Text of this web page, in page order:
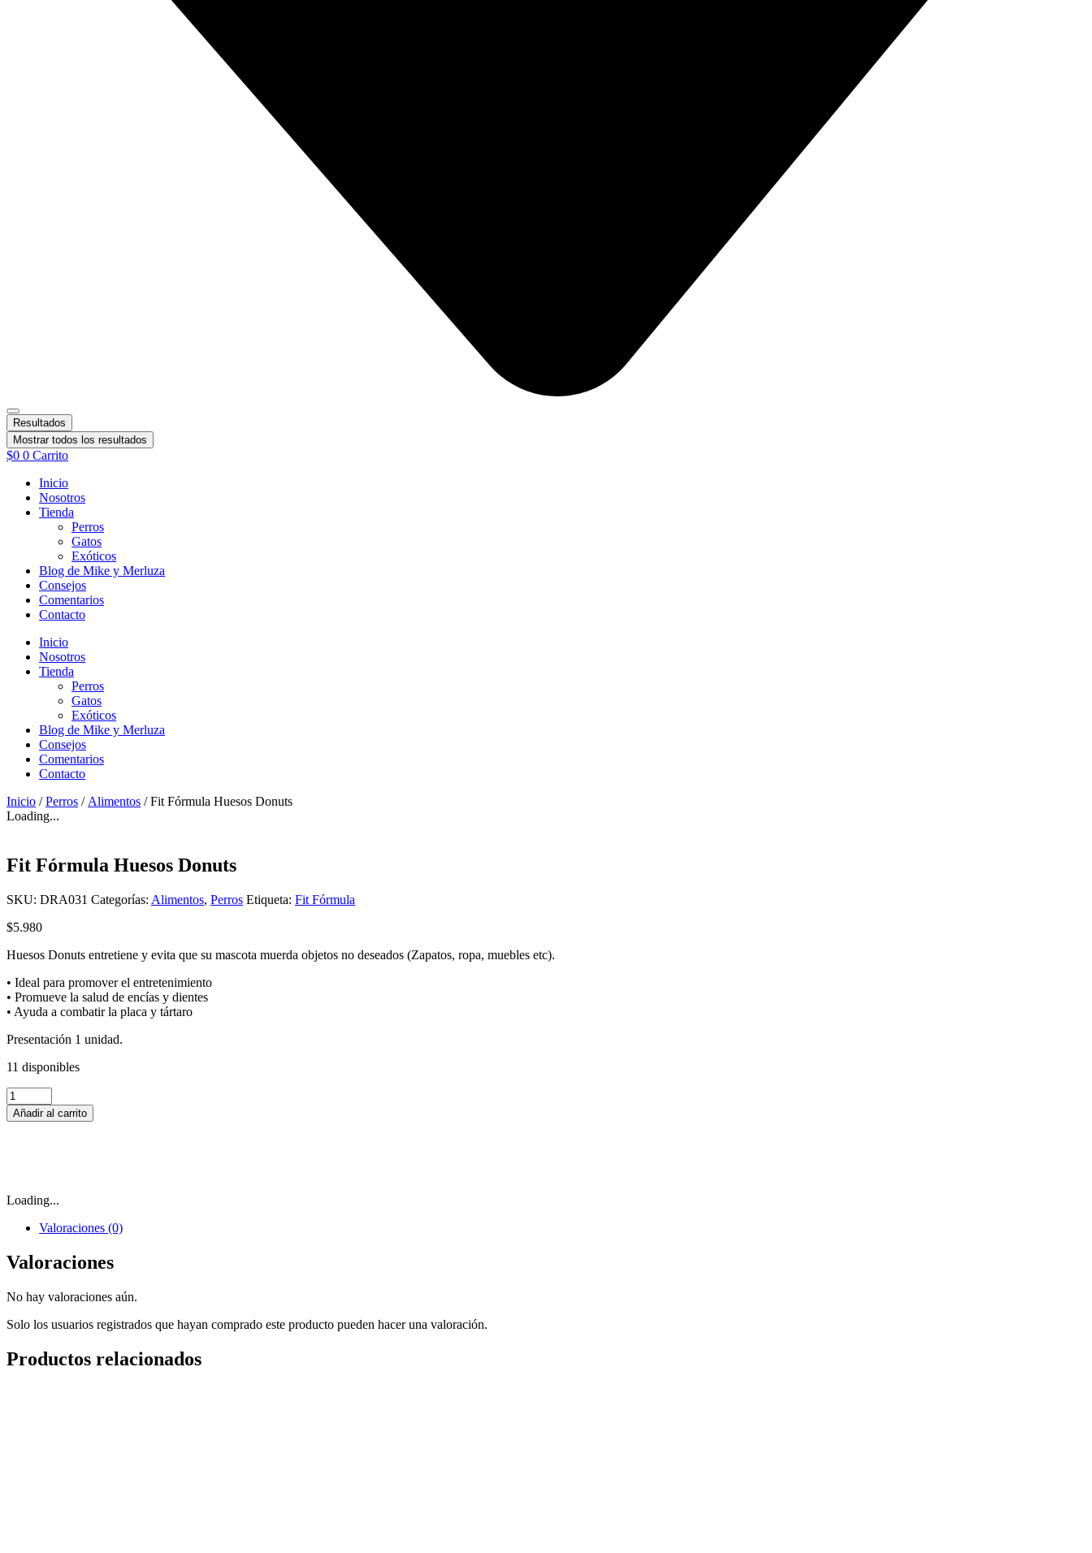
Resultados
Mostrar todos los resultados
$0 0 Carrito
Inicio
Nosotros
Tienda
Perros
Gatos
Exóticos
Blog de Mike y Merluza
Consejos
Comentarios
Contacto
Inicio
Nosotros
Tienda
Perros
Gatos
Exóticos
Blog de Mike y Merluza
Consejos
Comentarios
Contacto
Inicio /Perros /Alimentos / Fit Fórmula Huesos Donuts
Loading...
Fit Fórmula Huesos Donuts
SKU: DRA031 Categorías: Alimentos, Perros Etiqueta: Fit Fórmula
$5.980
Huesos Donuts entretiene y evita que su mascota muerda objetos no deseados (Zapatos, ropa, muebles etc).
• Ideal para promover el entretenimiento
• Promueve la salud de encías y dientes
• Ayuda a combatir la placa y tártaro
Presentación 1 unidad.
11 disponibles
Fit
Fórmula
Huesos
Añadir al carrito
Loading...
Valoraciones (0)
Valoraciones
No hay valoraciones aún.
Solo los usuarios registrados que hayan comprado este producto pueden hacer una valoración.
Productos relacionados